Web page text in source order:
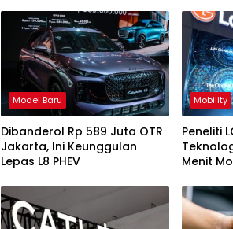
Model Baru
Dibanderol Rp 589 Juta OTR
Jakarta, Ini Keunggulan
Lepas L8 PHEV
Mobility
Peneliti
Menit